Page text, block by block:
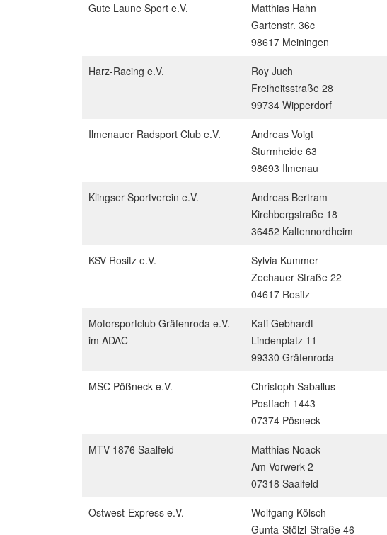
Gute Laune Sport e.V.
Matthias Hahn
Gartenstr. 36c
98617 Meiningen
Harz-Racing e.V.
Roy Juch
Freiheitsstraße 28
99734 Wipperdorf
Ilmenauer Radsport Club e.V.
Andreas Voigt
Sturmheide 63
98693 Ilmenau
Klingser Sportverein e.V.
Andreas Bertram
Kirchbergstraße 18
36452 Kaltennordheim
KSV Rositz e.V.
Sylvia Kummer
Zechauer Straße 22
04617 Rositz
Motorsportclub Gräfenroda e.V.
im ADAC
Kati Gebhardt
Lindenplatz 11
99330 Gräfenroda
MSC Pößneck e.V.
Christoph Saballus
Postfach 1443
07374 Pösneck
MTV 1876 Saalfeld
Matthias Noack
Am Vorwerk 2
07318 Saalfeld
Ostwest-Express e.V.
Wolfgang Kölsch
Gunta-Stölzl-Straße 46